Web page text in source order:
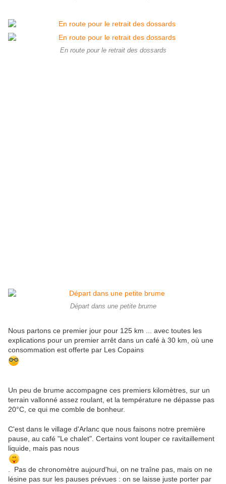
En route pour le retrait des dossards
Départ dans une petite brume
Nous partons ce premier jour pour 125 km ... avec toutes les
explications pour un premier arrêt dans un café à 30 km, où une
consommation est offerte par Les Copains
Un peu de brume accompagne ces premiers kilomètres, sur un
terrain vallonné assez roulant, et la température ne dépasse pas
20°C, ce qui me comble de bonheur.
C'est dans le village d'Arlanc que nous faisons notre première
pause, au café "Le chalet". Certains vont louper ce ravitaillement
liquide, mais pas nous
. Pas de chronomètre aujourd'hui, on ne traîne pas, mais on ne
lésine pas sur les pauses prévues : on se laisse juste porter par